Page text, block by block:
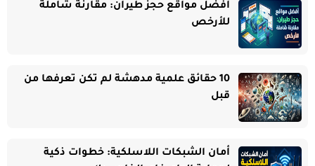
أفضل مواقع حجز طيران: مقارنة شاملة
للأرخص
10 حقائق علمية مدهشة لم تكن تعرفها من
قبل
أمان الشبكات اللاسلكية: خطوات ذكية